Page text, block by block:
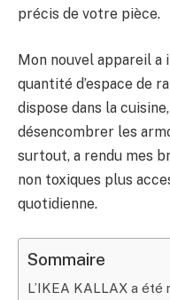
précis de votre pièce.
Mon nouvel appareil a
quantité d’espace de
dispose dans la
désencombrer les
surtout, a rendu mes
non toxiques plus
quotidienne.
Sommaire
L’IKEA KALLAX a